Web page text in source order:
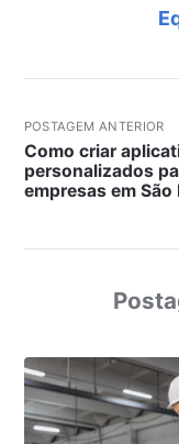
POSTAGEM ANTERIOR
Como criar
personalizados
empresas em São